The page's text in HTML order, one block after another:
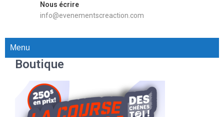
Nous écrire
info@evenementscreaction.com
Menu
Boutique